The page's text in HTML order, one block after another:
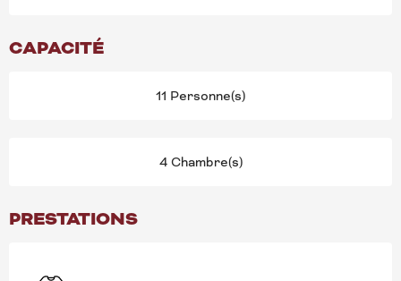
CAPACITÉ
11 Personne(s)
4 Chambre(s)
PRESTATIONS